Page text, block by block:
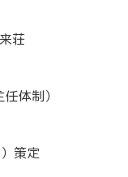
荘
体制）
策定